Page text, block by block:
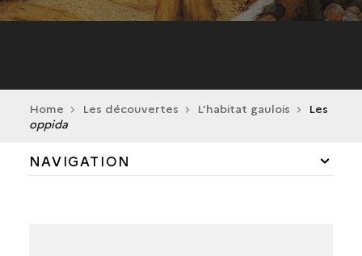
Home Les découvertes L'habitat gaulois
Les
oppida
NAVIGATION